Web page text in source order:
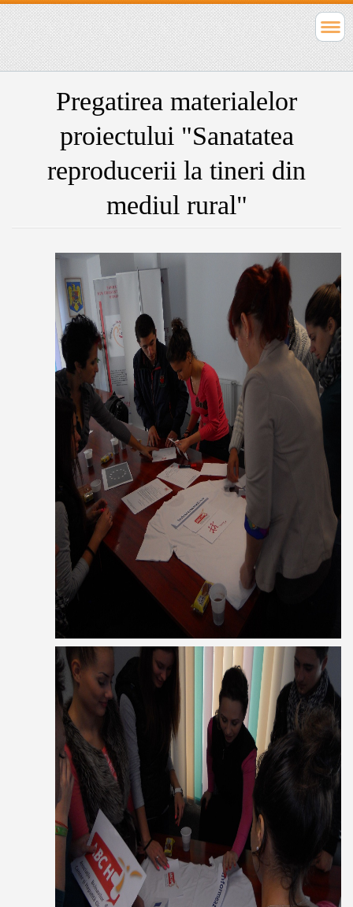
Pregatirea materialelor
proiectului "Sanatatea
reproducerii la tineri din
mediul rural"